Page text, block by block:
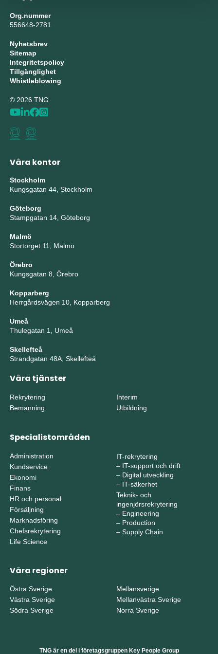
Org.nummer
556648-2781
Nyhetsbrev
Sitemap
Integritetspolicy
Tillgänglighet
Whistleblowing
© 2026 TNG
Våra kontor
Stockholm
Kungsgatan 44, Stockholm
Göteborg
Stampgatan 14, Göteborg
Malmö
Stortorget 11, Malmö
Örebro
Kungsgatan 8, Örebro
Kopparberg
Herrgårdsvägen 10, Kopparberg
Umeå
Thulegatan 1, Umeå
Skellefteå
Strandgatan 48A, Skellefteå
Våra tjänster
Rekrytering
Bemanning
Interim
Utbildning
Specialistområden
Administration
Kundservice
Ekonomi
Finans
HR och personal
Försäljning
Marknadsföring
Chefsrekrytering
Life Science
IT-rekrytering
– IT-support och drift
– Digital utveckling
– IT-säkerhet
Teknik- och
ingenjörsrekrytering
– Engineering
– Production
– Supply Chain
Våra regioner
Östra Sverige
Västra Sverige
Södra Sverige
Mellansverige
Mellanvästra Sverige
Norra Sverige
TNG är en del i företagsgruppen Key People Group